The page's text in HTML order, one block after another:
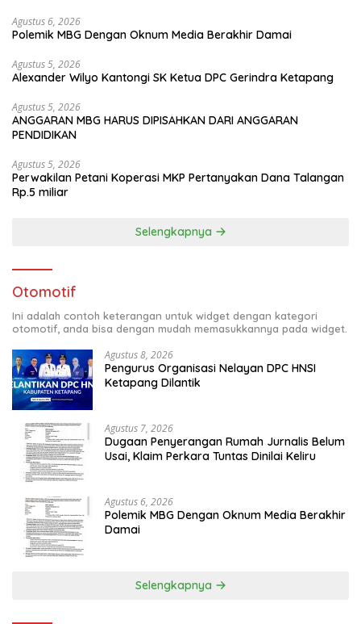
Agustus 6, 2026
Polemik MBG Dengan Oknum Media Berakhir Damai
Agustus 5, 2026
Alexander Wilyo Kantongi SK Ketua DPC Gerindra Ketapang
Agustus 5, 2026
ANGGARAN MBG HARUS DIPISAHKAN DARI ANGGARAN
PENDIDIKAN
Agustus 5, 2026
Perwakilan Petani Koperasi MKP Pertanyakan Dana Talangan
Rp.5 miliar
Selengkapnya
Otomotif
Ini adalah contoh keterangan untuk widget dengan kategori
otomotif, anda bisa dengan mudah memasukkannya pada widget.
Agustus 8, 2026
Pengurus Organisasi Nelayan DPC HNSI
Ketapang Dilantik
Agustus 7, 2026
Dugaan Penyerangan Rumah Jurnalis Belum
Usai, Klaim Perkara Tuntas Dinilai Keliru
Agustus 6, 2026
Polemik MBG Dengan Oknum Media Berakhir
Damai
Selengkapnya